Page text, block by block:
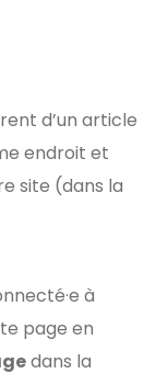
d’un article
endroit et
site (dans la
à
page en
dans la